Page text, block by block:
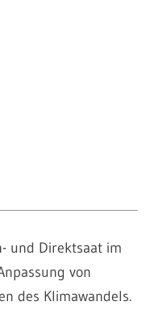
und Direktsaat im
von
des Klimawandels.